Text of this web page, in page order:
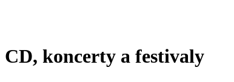
CD, koncerty a festivaly